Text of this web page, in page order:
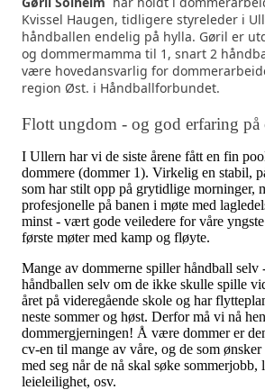
Kvissel Haugen, tidligere styreleder i
håndballen endelig på hylla. Gøril er
og dommermamma til 1, snart 2
være hovedansvarlig for
region Øst. i Håndballforbundet.
Flott ungdom - og god erfaring på
I Ullern har vi de siste årene fått en fin
dommere (dommer 1). Virkelig en stabil,
som har stilt opp på grytidlige morninger,
profesjonelle på banen i møte med
minst - vært gode veiledere for våre
første møter med kamp og fløyte.
Mange av dommerne spiller håndball selv
håndballen selv om de ikke skulle spille
året på videregående skole og har
neste sommer og høst. Derfor må vi nå
dommergjerningen! Å være dommer er
cv-en til mange av våre, og de som
med seg når de nå skal søke sommerjobb,
leieleilighet, osv.